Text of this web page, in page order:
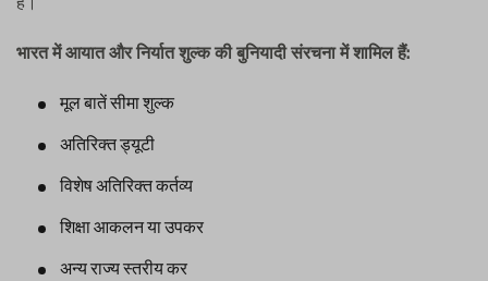
भारत में आयात और निर्यात शुल्क की बुनियादी संरचना में शामिल हैं:
मूल बातें सीमा शुल्क
अतिरिक्त ड्यूटी
विशेष अतिरिक्त कर्तव्य
शिक्षा आकलन या उपकर
अन्य राज्य स्तरीय कर